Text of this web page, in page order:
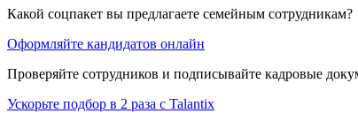
Какой соцпакет вы предлагаете семейным сотрудникам?
Оформляйте кандидатов онлайн
Проверяйте сотрудников и подписывайте кадровые
Ускорьте подбор в 2 раза с Talantix